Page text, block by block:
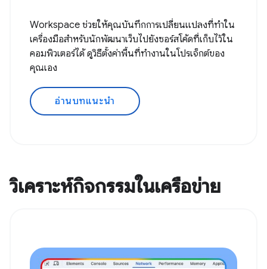
Workspace ช่วยให้คุณบันทึกการเปลี่ยนแปลงที่ทำใน
เครื่องมือสำหรับนักพัฒนาเว็บไปยังซอร์สโค้ดที่เก็บไว้ใน
คอมพิวเตอร์ได้ ดูวิธีตั้งค่าพื้นที่ทํางานในโปรเจ็กต์ของ
คุณเอง
อ่านบทแนะนำ
วิเคราะห์กิจกรรมในเครือข่าย